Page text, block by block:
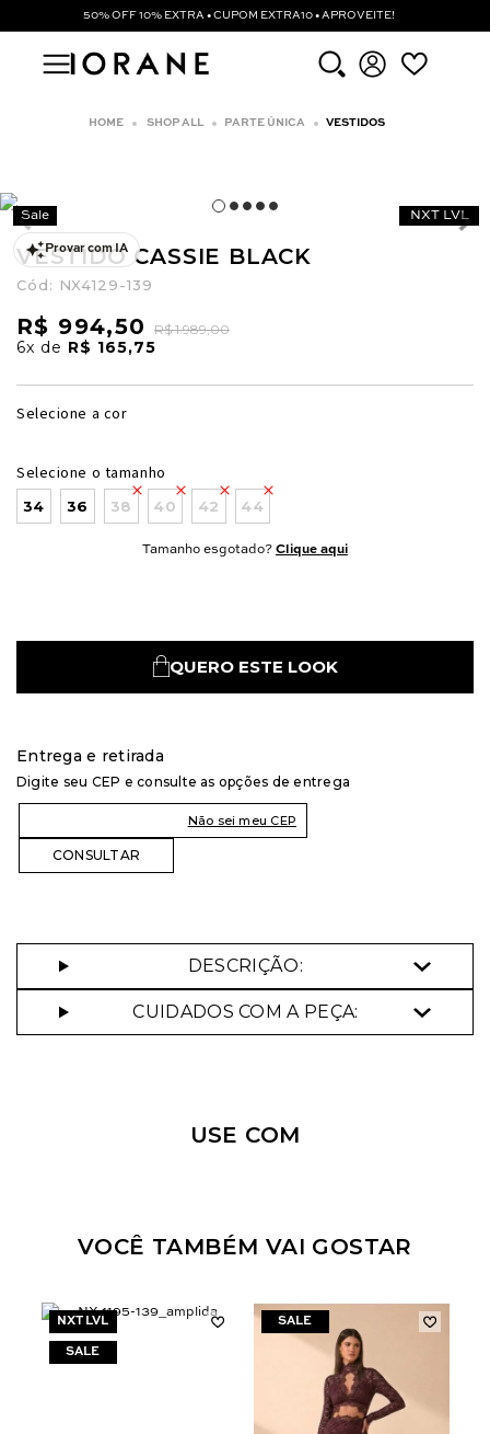
50% OFF 10% EXTRA • CUPOM EXTRA10 • APROVEITE!
SHOP ALL PARTE ÚNICA VESTIDOS
Provar com IA
NXT LVL
Sale
VESTIDO CASSIE BLACK
Cód: NX4129-139
R$ 994,50 R$ 1.989,00
6x de R$ 165,75
Selecione a cor
Selecione o tamanho
34 36 38 40 42 44
Tamanho esgotado? Clique aqui
QUERO ESTE LOOK
Entrega e retirada
Digite seu CEP e consulte as opções de entrega
Não sei meu CEP
DESCRIÇÃO:
CUIDADOS COM A PEÇA:
USE COM
VOCÊ TAMBÉM VAI GOSTAR
NXT LVL